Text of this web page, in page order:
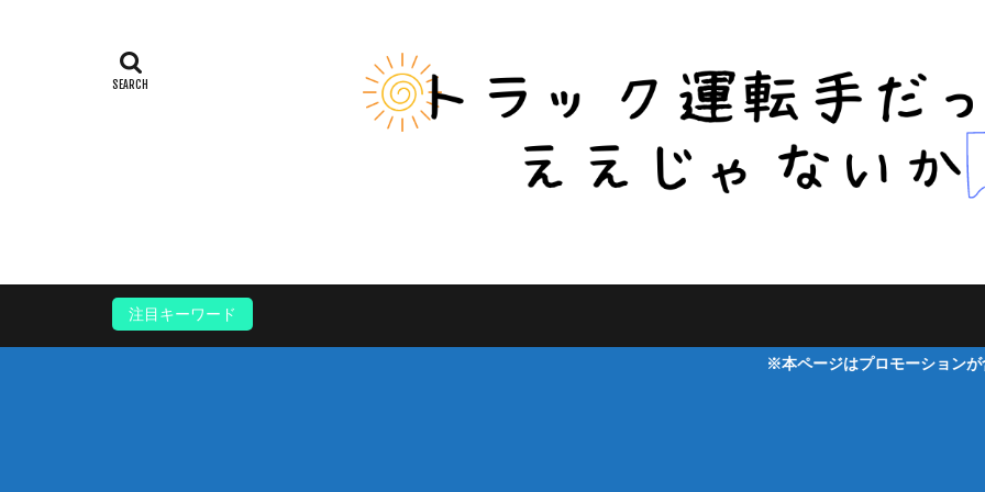
注目キーワード
※本ページはプロモーションが含まれ